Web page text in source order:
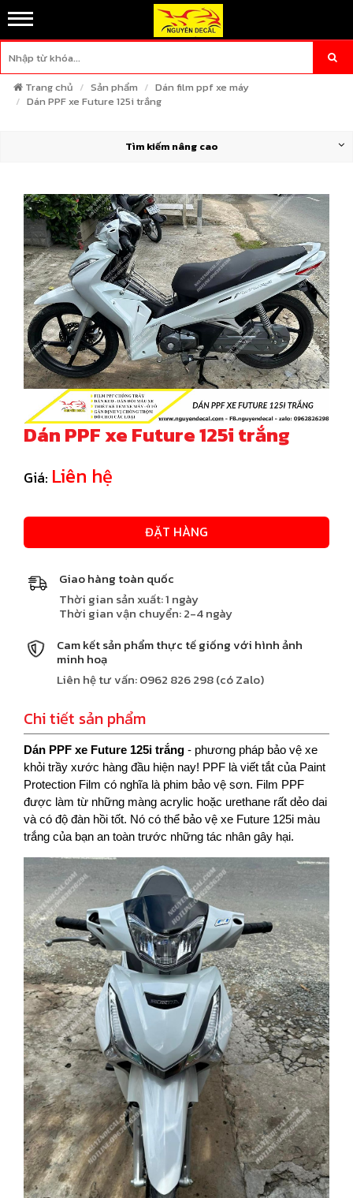
Trang chủ Sản phẩm
Dán film ppf xe máy
Dán PPF xe Future 125i trắng
Tìm kiếm nâng cao
Dán PPF xe Future 125i trắng
Giá: Liên hệ
ĐẶT HÀNG
Giao hàng toàn quốc
Thời gian sản xuất: 1 ngày
Thời gian vận chuyển: 2-4 ngày
Cam kết sản phẩm thực tế giống với hình ảnh
minh hoạ
Liên hệ tư vấn: 0962 826 298 (có Zalo)
Chi tiết sản phẩm
Dán PPF xe Future 125i trắng - phương pháp bảo vệ xe
khỏi trầy xước hàng đầu hiện nay! PPF là viết tắt của Paint
Protection Film có nghĩa là phim bảo vệ sơn. Film PPF
được làm từ những màng acrylic hoặc urethane rất dẻo dai
và có độ đàn hồi tốt. Nó có thể bảo vệ xe Future 125i màu
trắng của bạn an toàn trước những tác nhân gây hại.